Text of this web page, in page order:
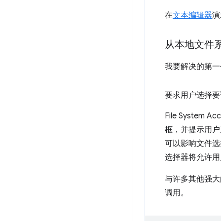
在文本编辑器
从本地文件
我要解决的第
要求用户选择
File System
框，并提示用
可以影响文件
选择器将允许
与许多其他强
调用。